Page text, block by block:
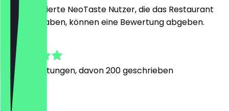
Nur registrierte NeoTaste Nutzer, die das Restaurant
besucht haben, können eine Bewertung abgeben.
1127
Bewertungen, davon 200 geschrieben
Justin